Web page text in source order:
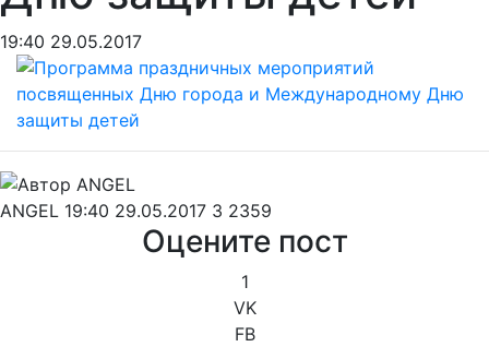
19:40 29.05.2017
ANGEL 19:40 29.05.2017 3 2359
Оцените пост
1
VK
FB